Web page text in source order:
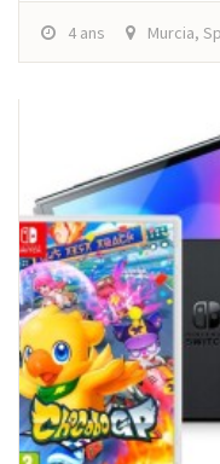
4 ans Murcia,